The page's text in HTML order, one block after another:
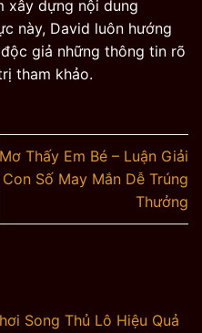
xây dựng nội dung
này, David luôn hướng
giả những thông tin rõ
tham khảo.
Mơ Thấy Em Bé – Luận Giải
Con Số May Mắn Dễ Trúng
Thưởng
Song Thủ Lô Hiệu Quả